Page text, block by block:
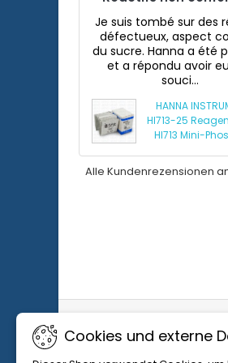
Je suis tombé sur des
défectueux, aspect
du sucre. Hanna a été
et a répondu avoir
souci...
HANNA
HI713-25
HI713 Mini-
Alle Kundenrezensionen
Cookies und externe